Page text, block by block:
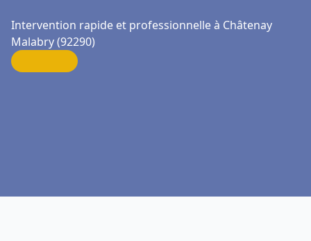
Intervention rapide et professionnelle à Châtenay
Malabry (92290)